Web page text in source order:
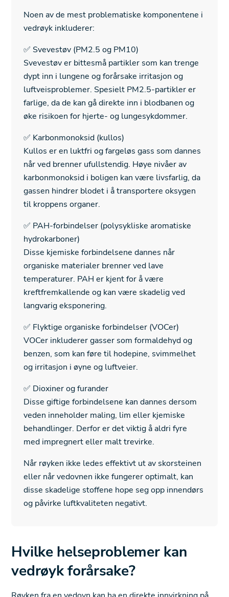
Noen av de mest problematiske komponentene i
vedrøyk inkluderer:
✅ Svevestøv (PM2.5 og PM10)
Svevestøv er bittesmå partikler som kan trenge
dypt inn i lungene og forårsake irritasjon og
luftveisproblemer. Spesielt PM2.5-partikler er
farlige, da de kan gå direkte inn i blodbanen og
øke risikoen for hjerte- og lungesykdommer.
✅ Karbonmonoksid (kullos)
Kullos er en luktfri og fargeløs gass som dannes
når ved brenner ufullstendig. Høye nivåer av
karbonmonoksid i boligen kan være livsfarlig, da
gassen hindrer blodet i å transportere oksygen
til kroppens organer.
✅ PAH-forbindelser (polysykliske aromatiske
hydrokarboner)
Disse kjemiske forbindelsene dannes når
organiske materialer brenner ved lave
temperaturer. PAH er kjent for å være
kreftfremkallende og kan være skadelig ved
langvarig eksponering.
✅ Flyktige organiske forbindelser (VOCer)
VOCer inkluderer gasser som formaldehyd og
benzen, som kan føre til hodepine, svimmelhet
og irritasjon i øyne og luftveier.
✅ Dioxiner og furander
Disse giftige forbindelsene kan dannes dersom
veden inneholder maling, lim eller kjemiske
behandlinger. Derfor er det viktig å aldri fyre
med impregnert eller malt trevirke.
Når røyken ikke ledes effektivt ut av skorsteinen
eller når vedovnen ikke fungerer optimalt, kan
disse skadelige stoffene hope seg opp innendørs
og påvirke luftkvaliteten negativt.
Hvilke helseproblemer kan
vedrøyk forårsake?